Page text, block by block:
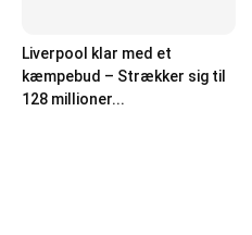
Liverpool klar med et
kæmpebud – Strækker sig til
128 millioner...